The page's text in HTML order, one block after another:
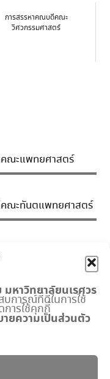
มหาวิทยาลัยนเรศวร
บการณ์ที่ดีในการใช้
การใช้คุกกี้
ายความเป็นส่วนตัว
การสรรหาคณบดีคณะ
วิศวกรรมศาสตร์
ณะแพทยศาสตร์
ณะทันตแพทยศาสตร์